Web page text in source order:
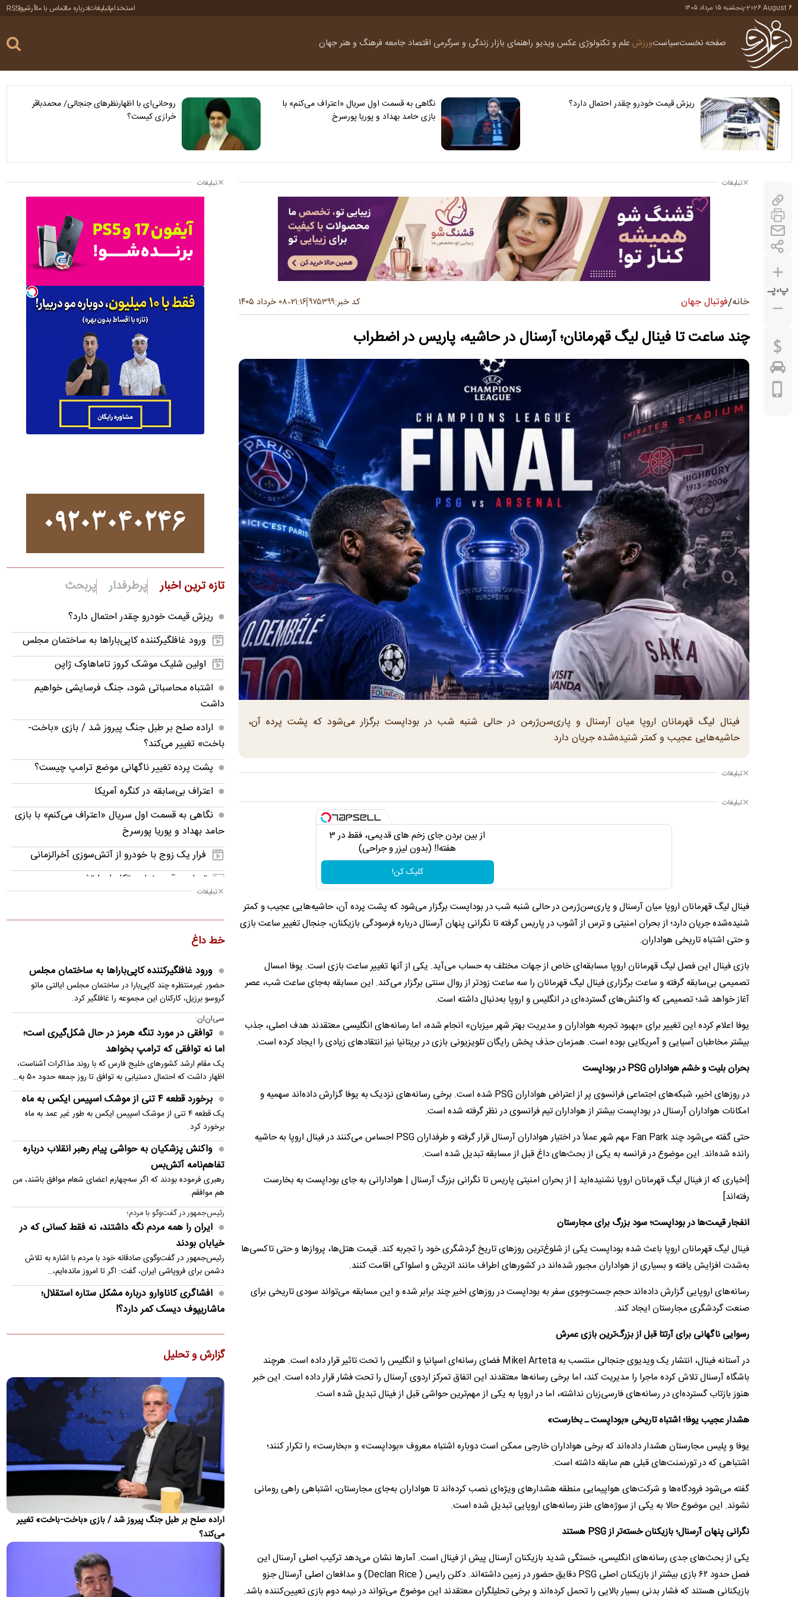
2026 August 6
-پنجشنبه ۱۵ مرداد ۱۴۰۵ استخدامتبلیغاتدرباره ماتماس با ماآرشیوRSS
صفحه نخستسیاستورزش علم و تکنولوژی عکس ویدیو راهنمای بازارزندگی و سرگرمی اقتصاد جامعهفرهنگ و هنرجهان
ریزش قیمت خودرو چقدر احتمال دارد؟
نگاهی به قسمت اول سریال «اعتراف می‌کنم» با
بازی حامد بهداد و پوریا پورسرخ
روحانی‌ای با اظهارنظرهای جنجالی/ محمدباقر
خرازی کیست؟
پ،پـ
تبلیغات
خانه/فوتبال جهان کد خبر:۹۷۵۳۹۹۲۱:۱۶-۰۸ خرداد ۱۴۰۵
چند ساعت تا فینال لیگ قهرمانان؛ آرسنال در حاشیه، پاریس در اضطراب
فینال لیگ قهرمانان اروپا میان آرسنال و پاری‌سن‌ژرمن در حالی شنبه شب در بوداپست برگزار می‌شود که پشت پرده آن،
حاشیه‌هایی عجیب و کمتر شنیده‌شده جریان دارد
تبلیغات
تبلیغات
از بین بردن جای زخم های قدیمی، فقط در 3
هفته!! (بدون لیزر و جراحی)
کلیک کن!
فینال لیگ قهرمانان اروپا میان آرسنال و پاری‌سن‌ژرمن در حالی شنبه شب در بوداپست برگزار می‌شود که پشت پرده آن، حاشیه‌هایی عجیب و کمتر
شنیده‌شده جریان دارد؛ از بحران امنیتی و ترس از آشوب در پاریس گرفته تا نگرانی پنهان آرسنال درباره فرسودگی بازیکنان، جنجال تغییر ساعت بازی
و حتی اشتباه تاریخی هواداران.
بازی فینال این فصل لیگ قهرمانان اروپا مسابقه‌ای خاص از جهات مختلف به حساب می‌آید. یکی از آنها تغییر ساعت بازی است. یوفا امسال
تصمیمی بی‌سابقه گرفته و ساعت برگزاری فینال لیگ قهرمانان را سه ساعت زودتر از روال سنتی برگزار می‌کند. این مسابقه به‌جای ساعت شب، عصر
آغاز خواهد شد؛ تصمیمی که واکنش‌های گسترده‌ای در انگلیس و اروپا به‌دنبال داشته است.
یوفا اعلام کرده این تغییر برای «بهبود تجربه هواداران و مدیریت بهتر شهر میزبان» انجام شده، اما رسانه‌های انگلیسی معتقدند هدف اصلی، جذب
بیشتر مخاطبان آسیایی و آمریکایی بوده است. همزمان حذف پخش رایگان تلویزیونی بازی در بریتانیا نیز انتقادهای زیادی را ایجاد کرده است.
بحران بلیت و خشم هواداران PSG در بوداپست
در روزهای اخیر، شبکه‌های اجتماعی فرانسوی پر از اعتراض هواداران PSG شده است. برخی رسانه‌های نزدیک به یوفا گزارش داده‌اند سهمیه و
امکانات هواداران آرسنال در بوداپست بیشتر از هواداران تیم فرانسوی در نظر گرفته شده است.
حتی گفته می‌شود چند Fan Park مهم شهر عملاً در اختیار هواداران آرسنال قرار گرفته و طرفداران PSG احساس می‌کنند در فینال اروپا به حاشیه
رانده شده‌اند. این موضوع در فرانسه به یکی از بحث‌های داغ قبل از مسابقه تبدیل شده است.
[اخباری که از فینال لیگ قهرمانان اروپا نشنیده‌اید | از بحران امنیتی پاریس تا نگرانی بزرگ آرسنال | هوادارانی به جای بوداپست به بخارست
رفته‌اند]
انفجار قیمت‌ها در بوداپست؛ سود بزرگ برای مجارستان
فینال لیگ قهرمانان اروپا باعث شده بوداپست یکی از شلوغ‌ترین روزهای تاریخ گردشگری خود را تجربه کند. قیمت هتل‌ها، پروازها و حتی تاکسی‌ها
به‌شدت افزایش یافته و بسیاری از هواداران مجبور شده‌اند در کشورهای اطراف مانند اتریش و اسلواکی اقامت کنند.
رسانه‌های اروپایی گزارش داده‌اند حجم جست‌وجوی سفر به بوداپست در روزهای اخیر چند برابر شده و این مسابقه می‌تواند سودی تاریخی برای
صنعت گردشگری مجارستان ایجاد کند.
رسوایی ناگهانی برای آرتتا قبل از بزرگ‌ترین بازی عمرش
در آستانه فینال، انتشار یک ویدیوی جنجالی منتسب به Mikel Arteta فضای رسانه‌ای اسپانیا و انگلیس را تحت تاثیر قرار داده است. هرچند
باشگاه آرسنال تلاش کرده ماجرا را مدیریت کند، اما برخی رسانه‌ها معتقدند این اتفاق تمرکز اردوی آرسنال را تحت فشار قرار داده است. این خبر
هنوز بازتاب گسترده‌ای در رسانه‌های فارسی‌زبان نداشته، اما در اروپا به یکی از مهم‌ترین حواشی قبل از فینال تبدیل شده است.
هشدار عجیب یوفا؛ اشتباه تاریخی «بوداپست ـ بخارست»
یوفا و پلیس مجارستان هشدار داده‌اند که برخی هواداران خارجی ممکن است دوباره اشتباه معروف «بوداپست» و «بخارست» را تکرار کنند؛
اشتباهی که در تورنمنت‌های قبلی هم سابقه داشته است.
گفته می‌شود فرودگاه‌ها و شرکت‌های هواپیمایی منطقه هشدارهای ویژه‌ای نصب کرده‌اند تا هواداران به‌جای مجارستان، اشتباهی راهی رومانی
نشوند. این موضوع حالا به یکی از سوژه‌های طنز رسانه‌های اروپایی تبدیل شده است.
نگرانی پنهان آرسنال؛ بازیکنان خسته‌تر از PSG هستند
یکی از بحث‌های جدی رسانه‌های انگلیسی، خستگی شدید بازیکنان آرسنال پیش از فینال است. آمارها نشان می‌دهد ترکیب اصلی آرسنال این
فصل حدود ۶۲ بازی بیشتر از بازیکنان اصلی PSG دقایق حضور در زمین داشته‌اند. دکلن رایس ( Declan Rice) و مدافعان اصلی آرسنال جزو
بازیکنانی هستند که فشار بدنی بسیار بالایی را تحمل کرده‌اند و برخی تحلیلگران معتقدند این موضوع می‌تواند در نیمه دوم بازی تعیین‌کننده باشد.
تبلیغات
تازه ترین اخبار پرطرفدار پربحث
ریزش قیمت خودرو چقدر احتمال دارد؟
ورود غافلگیرکننده کاپی‌باراها به ساختمان مجلس
اولین شلیک موشک کروز تاماهاوک ژاپن
اشتباه محاسباتی شود، جنگ فرسایشی خواهیم
داشت
اراده صلح بر طبل جنگ پیروز شد / بازی «باخت-
باخت» تغییر می‌کند؟
پشت پرده تغییر ناگهانی موضع ترامپ چیست؟
اعتراف بی‌سابقه در کنگره آمریکا
نگاهی به قسمت اول سریال «اعتراف می‌کنم» با بازی
حامد بهداد و پوریا پورسرخ
فرار یک زوج با خودرو از آتش‌سوزی آخرالزمانی
تصاویر؛ قدرت‌نمایی تکاوران ارتش
تمام شود!
توافق موقت ایران و آمریکا در یک‌قدمی امضا؟/
مرگ هولناک یک گربه پس از پرتاب از طبقه
دوازدهم
فحاشی و حمله فیگو به اینفانتینو
آدان با چمدان شکایت پشت پنجره استقلال
تبلیغات
خط داغ
ورود غافلگیرکننده کاپی‌باراها به ساختمان مجلس
حضور غیرمنتظره چند کاپی‌بارا در ساختمان مجلس ایالتی ماتو
گروسو برزیل، کارکنان این مجموعه را غافلگیر کرد.
سی‌ان‌ان:
توافقی در مورد تنگه هرمز در حال شکل‌گیری است؛
اما نه توافقی که ترامپ بخواهد
یک مقام ارشد کشورهای خلیج فارس که با روند مذاکرات آشناست،
اظهار داشت که احتمال دستیابی به توافق تا روز جمعه حدود ۵۰ به…
برخورد قطعه ۴ تنی از موشک اسپیس ایکس به ماه
یک قطعه ۴ تنی از موشک اسپیس ایکس به طور غیر عمد به ماه
برخورد کرد.
واکنش پزشکیان به حواشی پیام رهبر انقلاب درباره
تفاهم‌نامه آتش‌بس
رهبری فرموده بودند که اگر سه‌چهارم اعضای شعام موافق باشند، من
هم موافقم.
رئیس‌جمهور در گفت‌وگو با مردم؛
ایران را همه مردم نگه داشتند، نه فقط کسانی که در
خیابان بودند
رئیس‌جمهور در گفت‌وگوی صادقانه خود با مردم با اشاره به تلاش
دشمن برای فروپاشی ایران، گفت: اگر تا امروز مانده‌ایم،…
افشاگری کاناوارو درباره مشکل ستاره استقلال؛
ماشاریپوف دیسک کمر دارد؟!
ماشاریپوف به جام جهانی تأکید کرد که برخلاف تصورها،…
کنوانسیون دریای خزر چیست و سهم ایران از آن چه
می‌شود؟
دولت لایحه الحاق ایران به کنوانسیون حقوقی دریای خزر را پس از
هشت سال به مجلس ارسال کرد. جزئیات این کنوانسیون، روند…
ذوق مهران غفوریان از بازیگر شدن دخترش
مهران غفوریان درباره حضور دختر هفت‌ساله‌اش، هانا غفوریان، در
سریال «کلاغ» گفت که پیشنهاد بازی او را مهدی زمین‌پرداز…
ظریف: چین و روسیه شرکای مهم ایران هستند، اما نه
جایگزین همه جهان
دیپلمات پیشین ایران بیان کرد که چین و روسیه شرکای مهم ایران در
آینده خواهند بود، اما این روابط نباید جایگزین تعامل با…
ویدئو؛ جزئیات و لحظه وقوع حادثه امنیتی برای
بالگرد ترامپ
حادثه امنیتی برای بالگرد دونالد ترامپ پس از آن رخ داد که
Marine One در ۴ آگوست از فرودگاه الیپس خارج شد، در حالی
گزارش و تحلیل
اراده صلح بر طبل جنگ پیروز شد / بازی «باخت-باخت» تغییر
می‌کند؟